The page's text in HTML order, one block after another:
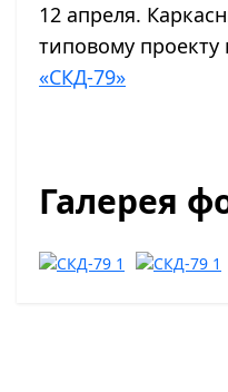
12 апреля.
типовому
«СКД-79»
Галерея